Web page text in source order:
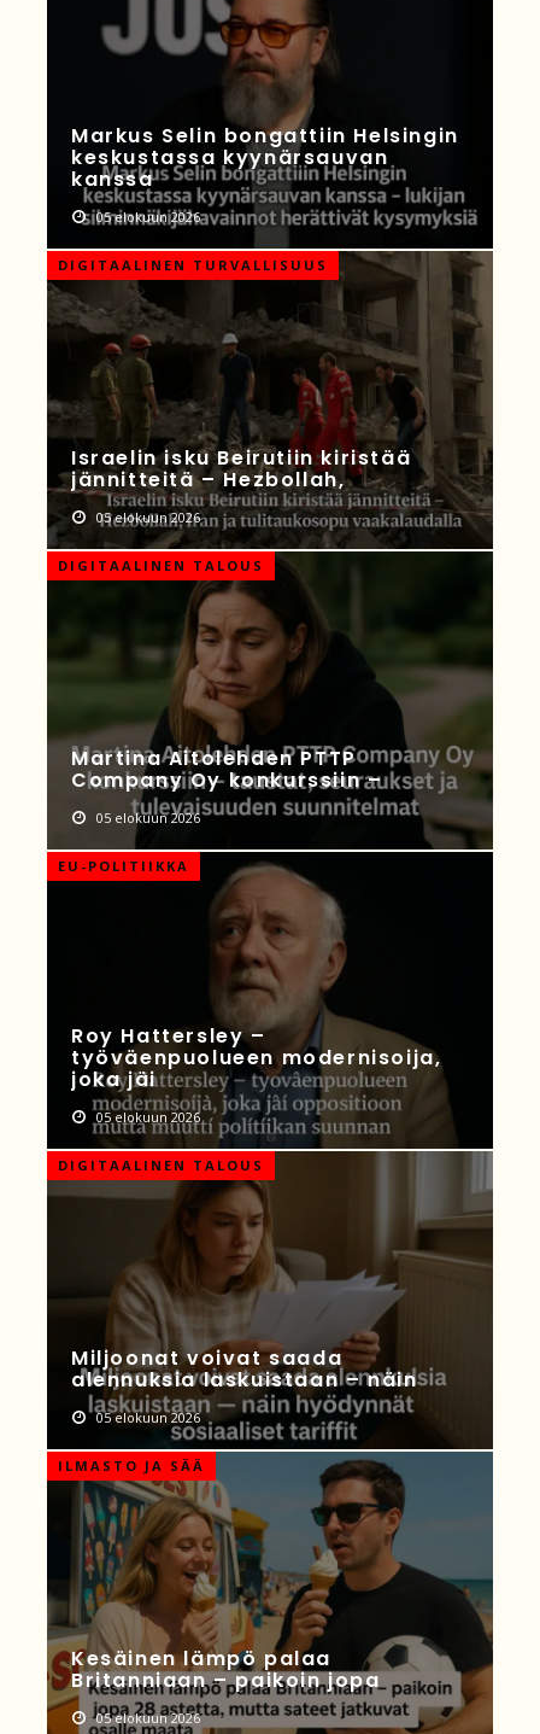
Markus Selin bongattiin Helsingin
keskustassa kyynärsauvan
kanssa
05 elokuun 2026
DIGITAALINEN TURVALLISUUS
Israelin isku Beirutiin kiristää
jännitteitä – Hezbollah,
05 elokuun 2026
DIGITAALINEN TALOUS
Martina Aitolehden PTTP
Company Oy konkurssiin –
05 elokuun 2026
EU-POLITIIKKA
Roy Hattersley –
työväenpuolueen modernisoija,
joka jäi
05 elokuun 2026
DIGITAALINEN TALOUS
Miljoonat voivat saada
alennuksia laskuistaan – näin
05 elokuun 2026
ILMASTO JA SÄÄ
Kesäinen lämpö palaa
Britanniaan – paikoin jopa
05 elokuun 2026